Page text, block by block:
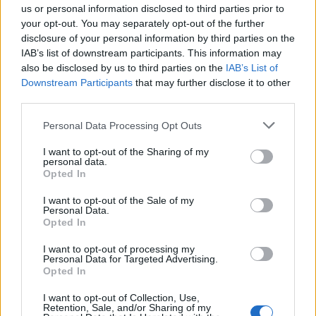
us or personal information disclosed to third parties prior to
your opt-out. You may separately opt-out of the further
disclosure of your personal information by third parties on the
IAB’s list of downstream participants. This information may
also be disclosed by us to third parties on the IAB’s List of
Downstream Participants that may further disclose it to other
Personal Data Processing Opt Outs
I want to opt-out of the Sharing of my
personal data.
Opted In
I want to opt-out of the Sale of my
Personal Data.
Opted In
I want to opt-out of processing my
Personal Data for Targeted Advertising.
Opted In
I want to opt-out of Collection, Use,
Retention, Sale, and/or Sharing of my
Carta MicroSD™ di 4 Go GRATUITA inclusa
Batteria Litio-Polimero integrata di 1200 mAH
Disponibile in nero, rosso, turchese e bianco
Wifi : versione nera dotata di connessione WIFI per la
trasmissione dei documenti scansionati.
Applicazioni Android™/iOS® per facilitare la trasmissione
verso tablets/smartphones via Wifi
nuovi prodotti, la nostra offerta che, al giorno d’oggi, costituisce la
più grande scelta di scanner portatili al mondo ! L’IRIScanTM
PMI o per le piccole imprese che per gli utilizzatori in viaggio, in
special modo nel settore dei trasporti (polizza di carico, firma dei
buoni di spedizione), nel settore della salute (prescrizioni mediche,
liste di medicinali) o ancora nel quadro di missioni di consulting.